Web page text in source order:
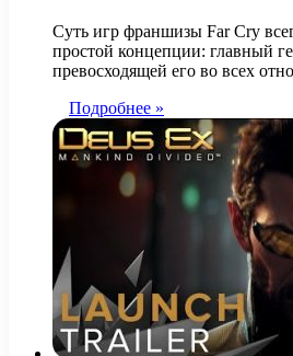
Суть игр франшизы Far Cry
простой концепции: главный
превосходящей его во всех
Подробнее »